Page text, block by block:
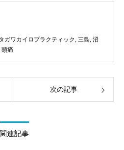
ガワカイロプラクティック, 三島, 沼
頭痛
次の記事
関連記事